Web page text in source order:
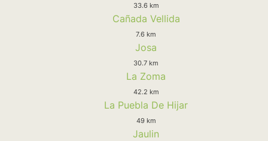
33.6 km
Cañada Vellida
7.6 km
Josa
30.7 km
La Zoma
42.2 km
La Puebla De Hijar
49 km
Jaulin